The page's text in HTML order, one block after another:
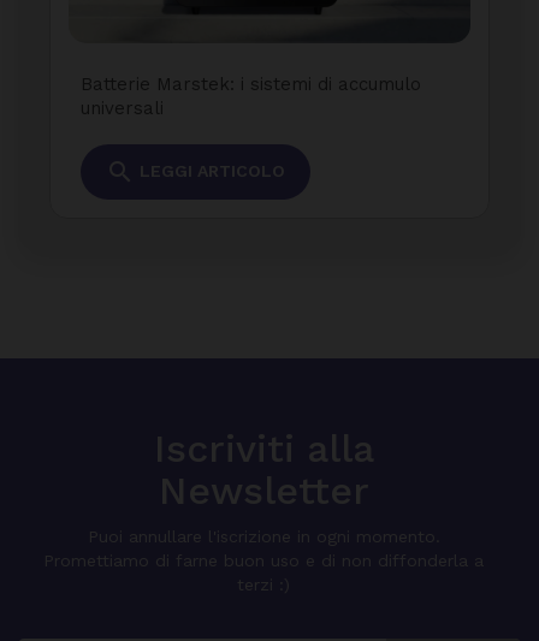
Batterie Marstek: i sistemi di accumulo
universali
search LEGGI ARTICOLO
Iscriviti alla
Newsletter
Puoi annullare l'iscrizione in ogni momento.
Promettiamo di farne buon uso e di non diffonderla a
terzi :)